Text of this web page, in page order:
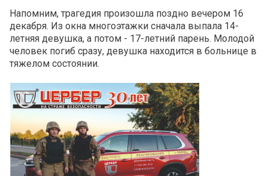
Напомним, трагедия произошла поздно вечером 16
декабря. Из окна многоэтажки сначала выпала 14-
летняя девушка, а потом - 17-летний парень. Молодой
человек погиб сразу, девушка находится в больнице в
тяжелом состоянии.